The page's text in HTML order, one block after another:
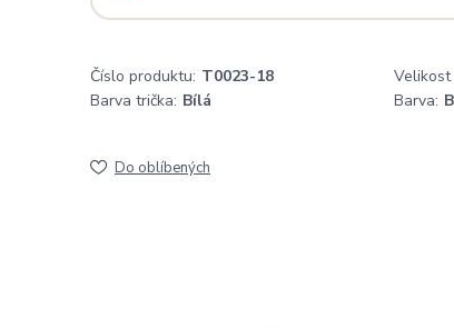
Číslo produktu: T0023-18 Velikost
Barva trička: Bílá Barva:
Do oblíbených